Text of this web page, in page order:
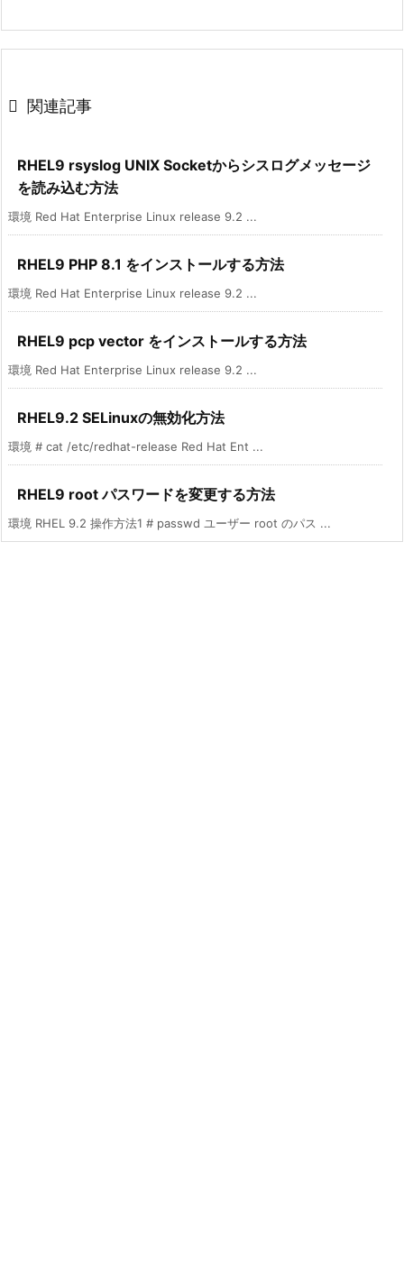
 関連記事
RHEL9 rsyslog UNIX Socketからシスログメッセージ
を読み込む方法
環境 Red Hat Enterprise Linux release 9.2 ...
RHEL9 PHP 8.1 をインストールする方法
環境 Red Hat Enterprise Linux release 9.2 ...
RHEL9 pcp vector をインストールする方法
環境 Red Hat Enterprise Linux release 9.2 ...
RHEL9.2 SELinuxの無効化方法
環境 # cat /etc/redhat-release Red Hat Ent ...
RHEL9 root パスワードを変更する方法
環境 RHEL 9.2 操作方法1 # passwd ユーザー root のパス ...